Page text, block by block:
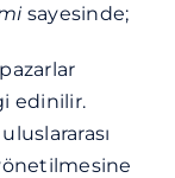
sayesinde;
edinilir.